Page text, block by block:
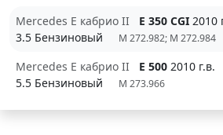
Mercedes E кабрио II E 350 CGI 2010
3.5 Бензиновый M 272.982; M 272.984
Mercedes E кабрио II E 500 2010 г.в.
5.5 Бензиновый M 273.966